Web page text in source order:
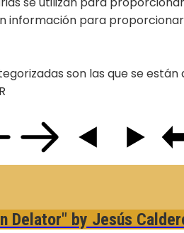
información para
son las que se
Delator" by Jesús